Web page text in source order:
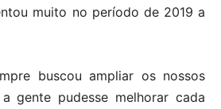
muito no período de 2019 a
buscou ampliar os nossos
gente pudesse melhorar cada